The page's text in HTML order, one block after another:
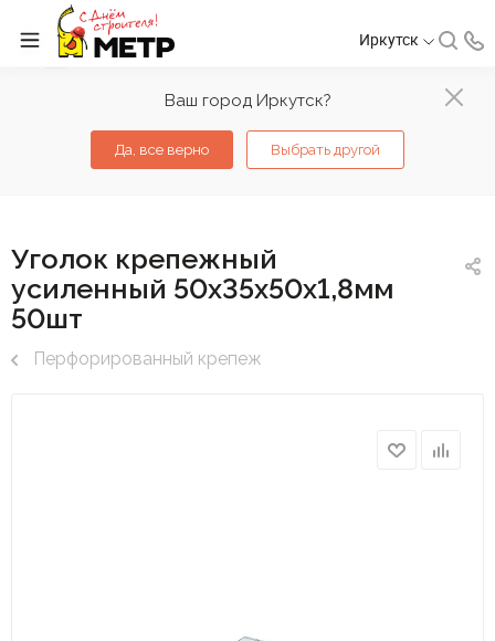
Ваш город Иркутск?
Да, все верно Выбрать другой
Иркутск
Уголок крепежный
усиленный 50х35х50х1,8мм
50шт
Перфорированный крепеж